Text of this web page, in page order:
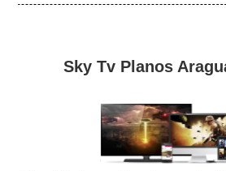
Sky Tv Planos